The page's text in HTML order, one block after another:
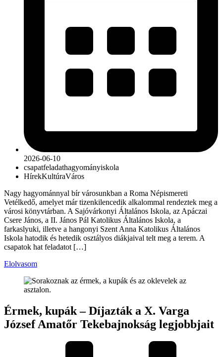
2026-06-10
csapatfeladathagyományiskola
HírekKultúraVáros
Nagy hagyománnyal bír városunkban a Roma Népismereti
Vetélkedő, amelyet már tizenkilencedik alkalommal rendeztek meg a
városi könyvtárban. A Sajóvárkonyi Általános Iskola, az Apáczai
Csere János, a II. János Pál Katolikus Általános Iskola, a
farkaslyuki, illetve a hangonyi Szent Anna Katolikus Általános
Iskola hatodik és hetedik osztályos diákjaival telt meg a terem. A
csapatok hat feladatot […]
Elolvasom
Érmek, kupák – Díjazták a X. Varga
József Amatőr Tekebajnokság legjobbjait